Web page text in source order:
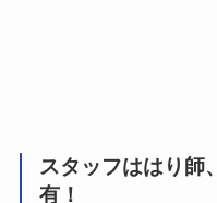
スタッフははり師
有！